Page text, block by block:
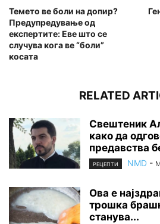
Темето ве боли на допир?
Предупредување од
експертите: Еве што се
случува кога ве “боли”
косата
RELATED
Свештеник
како да
предавства
РЕЦЕПТИ NMD -
Ова е
трошка
станува...